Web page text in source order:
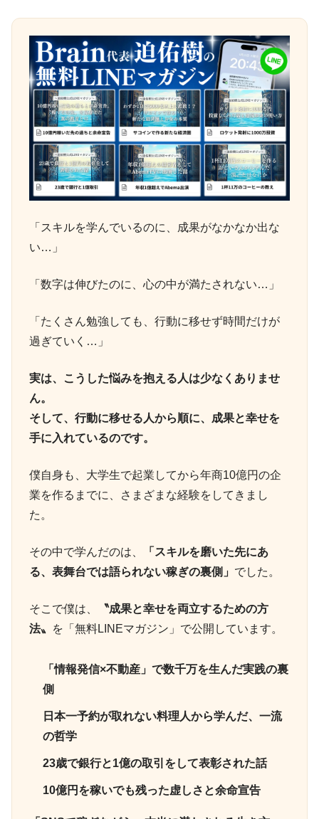
「スキルを学んでいるのに、成果がなかなか出な
い…」
「数字は伸びたのに、心の中が満たされない…」
「たくさん勉強しても、行動に移せず時間だけが
過ぎていく…」
実は、こうした悩みを抱える人は少なくありませ
ん。
そして、行動に移せる人から順に、成果と幸せを
手に入れているのです。
僕自身も、大学生で起業してから年商10億円の企
業を作るまでに、さまざまな経験をしてきまし
た。
その中で学んだのは、
「スキルを磨いた先にあ
る、表舞台では語られない稼ぎの裏側」 でした。
そこで僕は、
〝成果と幸せを両立するための方
法〟
を「無料LINEマガジン」で公開しています。
「情報発信×不動産」で数千万を生んだ実践の裏
側
日本一予約が取れない料理人から学んだ、一流
の哲学
23歳で銀行と1億の取引をして表彰された話
10億円を稼いでも残った虚しさと余命宣告